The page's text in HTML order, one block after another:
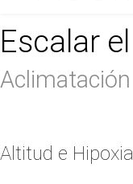
Escalar
Aclimatación
Altitud e Hipoxia